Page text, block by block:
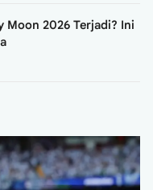
Moon 2026 Terjadi? Ini